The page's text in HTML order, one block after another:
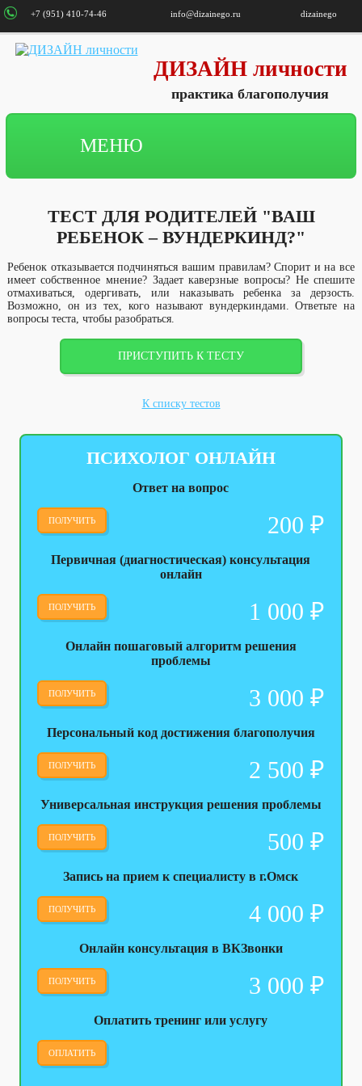
+7 (951) 410-74-46 info@dizainego.ru dizainego
ДИЗАЙН личности
практика благополучия
МЕНЮ
ТЕСТ ДЛЯ РОДИТЕЛЕЙ "ВАШ
РЕБЕНОК – ВУНДЕРКИНД?"
Ребенок отказывается подчиняться вашим правилам? Спорит и на все
имеет собственное мнение? Задает каверзные вопросы? Не спешите
отмахиваться, одергивать, или наказывать ребенка за дерзость.
Возможно, он из тех, кого называют вундеркиндами. Ответьте на
вопросы теста, чтобы разобраться.
ПРИСТУПИТЬ К ТЕСТУ
К списку тестов
ПСИХОЛОГ ОНЛАЙН
Ответ на вопрос
ПОЛУЧИТЬ 200₽
Первичная (диагностическая) консультация
онлайн
ПОЛУЧИТЬ 1 000₽
Онлайн пошаговый алгоритм решения
проблемы
ПОЛУЧИТЬ 3 000₽
Персональный код достижения благополучия
ПОЛУЧИТЬ 2 500₽
Универсальная инструкция решения проблемы
ПОЛУЧИТЬ 500₽
Запись на прием к специалисту в г.Омск
ПОЛУЧИТЬ 4 000₽
Онлайн консультация в ВКЗвонки
ПОЛУЧИТЬ 3 000₽
Оплатить тренинг или услугу
ОПЛАТИТЬ